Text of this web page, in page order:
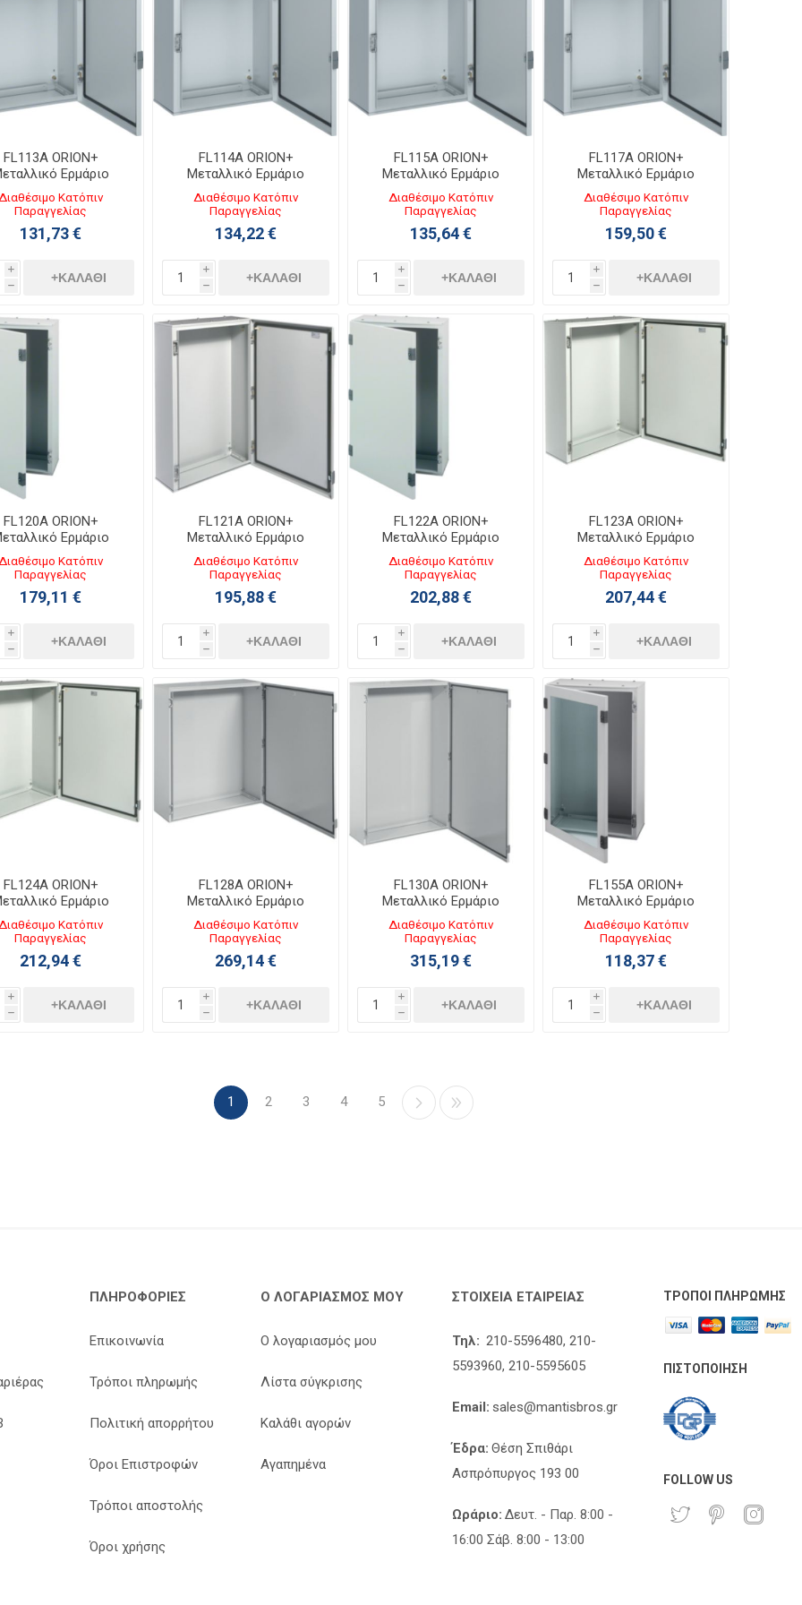
FL113A ORION+
Ερμάριο
με
Πόρτα IP65
Κατόπιν
Παραγγελίας
131,73 €
i
h
+ΚΑΛΆΘΙ
FL114A ORION+
Μεταλλικό Ερμάριο
Π400ΧΥ600ΧΒ200 με
Αδιάφανη Πόρτα IP65
Διαθέσιμο Κατόπιν
Παραγγελίας
134,22 €
i
h
+ΚΑΛΆΘΙ
FL115A ORION+
Μεταλλικό Ερμάριο
Π400ΧΥ600ΧΒ250 με
Αδιάφανη Πόρτα IP65
Διαθέσιμο Κατόπιν
Παραγγελίας
135,64 €
i
h
+ΚΑΛΆΘΙ
FL117A ORION+
Μεταλλικό Ερμάριο
Π400ΧΥ650ΧΒ250 με
Αδιάφανη Πόρτα IP65
Διαθέσιμο Κατόπιν
Παραγγελίας
159,50 €
i
h
+ΚΑΛΆΘΙ
FL120A ORION+
Ερμάριο
με
Πόρτα IP65
Κατόπιν
Παραγγελίας
179,11 €
i
h
+ΚΑΛΆΘΙ
FL121A ORION+
Μεταλλικό Ερμάριο
Π500ΧΥ800ΧΒ200 με
Αδιάφανη Πόρτα IP65
Διαθέσιμο Κατόπιν
Παραγγελίας
195,88 €
i
h
+ΚΑΛΆΘΙ
FL122A ORION+
Μεταλλικό Ερμάριο
Π500ΧΥ800ΧΒ250 με
Αδιάφανη Πόρτα IP65
Διαθέσιμο Κατόπιν
Παραγγελίας
202,88 €
i
h
+ΚΑΛΆΘΙ
FL123A ORION+
Μεταλλικό Ερμάριο
Π600ΧΥ800ΧΒ250 με
Αδιάφανη Πόρτα IP65
Διαθέσιμο Κατόπιν
Παραγγελίας
207,44 €
i
h
+ΚΑΛΆΘΙ
FL124A ORION+
Ερμάριο
με
Πόρτα IP65
Κατόπιν
Παραγγελίας
212,94 €
i
h
+ΚΑΛΆΘΙ
FL128A ORION+
Μεταλλικό Ερμάριο
Π800ΧΥ950ΧΒ300 με
Αδιάφανη Πόρτα IP65
Διαθέσιμο Κατόπιν
Παραγγελίας
269,14 €
i
h
+ΚΑΛΆΘΙ
FL130A ORION+
Μεταλλικό Ερμάριο
Π800ΧΥ1250ΧΒ300 με
Αδιάφανη Πόρτα IP65
Διαθέσιμο Κατόπιν
Παραγγελίας
315,19 €
i
h
+ΚΑΛΆΘΙ
FL155A ORION+
Μεταλλικό Ερμάριο
Π300ΧΥ350ΧΒ200 με
Διάφανη Πόρτα IP65
Διαθέσιμο Κατόπιν
Παραγγελίας
118,37 €
i
h
+ΚΑΛΆΘΙ
1 2 3 4 5
ΠΛΗΡΟΦΟΡΊΕΣ
Επικοινωνία
Τρόποι πληρωμής
Πολιτική απορρήτου
Όροι Επιστροφών
Τρόποι αποστολής
Όροι χρήσης
Ο ΛΟΓΑΡΙΑΣΜΌΣ ΜΟΥ
Ο λογαριασμός μου
Λίστα σύγκρισης
Καλάθι αγορών
Αγαπημένα
ΣΤΟΙΧΕΊΑ ΕΤΑΙΡΕΊΑΣ
Τηλ: 210-5596480, 210-
5593960, 210-5595605
Email: sales@mantisbros.gr
Έδρα: Θέση Σπιθάρι
Ασπρόπυργος 193 00
Ωράριο: Δευτ. - Παρ. 8:00 -
16:00 Σάβ. 8:00 - 13:00
ΤΡΌΠΟΙ ΠΛΗΡΩΜΉΣ
ΠΙΣΤΟΠΟΊΗΣΗ
FOLLOW US